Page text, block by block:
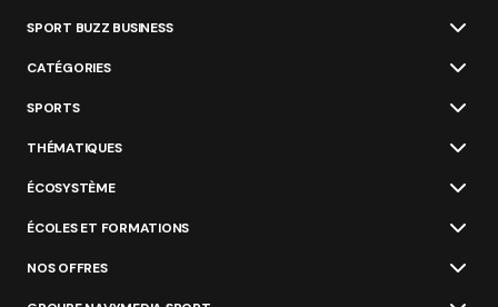
SPORT BUZZ BUSINESS
CATÉGORIES
SPORTS
THÉMATIQUES
ÉCOSYSTÈME
ÉCOLES ET FORMATIONS
NOS OFFRES